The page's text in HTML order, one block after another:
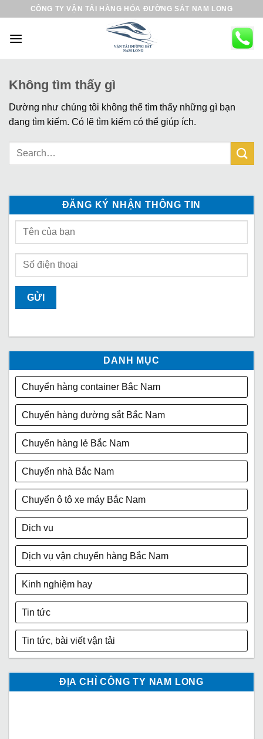
CÔNG TY VẬN TẢI HÀNG HÓA ĐƯỜNG SẮT NAM LONG
Không tìm thấy gì
Dường như chúng tôi không thể tìm thấy những gì bạn
đang tìm kiếm. Có lẽ tìm kiếm có thể giúp ích.
ĐĂNG KÝ NHẬN THÔNG TIN
DANH MỤC
Chuyển hàng container Bắc Nam
Chuyển hàng đường sắt Bắc Nam
Chuyển hàng lẻ Bắc Nam
Chuyển nhà Bắc Nam
Chuyển ô tô xe máy Bắc Nam
Dịch vụ
Dịch vụ vận chuyển hàng Bắc Nam
Kinh nghiệm hay
Tin tức
Tin tức, bài viết vận tải
ĐỊA CHỈ CÔNG TY NAM LONG